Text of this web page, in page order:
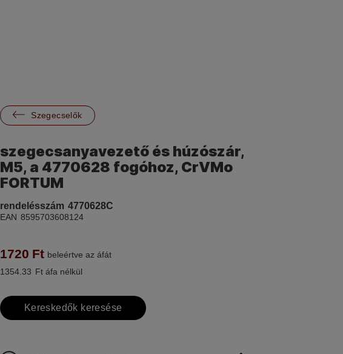
 Szegecselők
szegecsanyavezető és húzószár,
M5, a 4770628 fogóhoz, CrVMo
FORTUM
rendelésszám 4770628C
EAN 8595703608124
1720 Ft beleértve az áfát
1354.33 Ft áfa nélkül
Kereskedők keresése